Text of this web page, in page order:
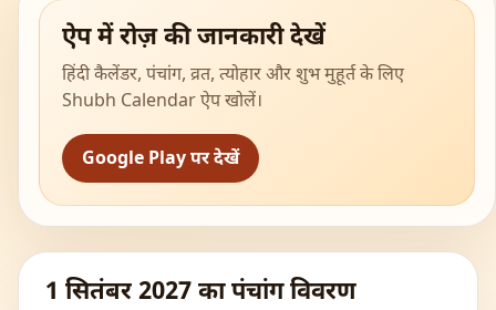
ऐप में रोज़ की जानकारी देखें
हिंदी कैलेंडर, पंचांग, व्रत, त्योहार और शुभ मुहूर्त के लिए
Shubh Calendar ऐप खोलें।
Google Play पर देखें
1 सितंबर 2027 का पंचांग विवरण